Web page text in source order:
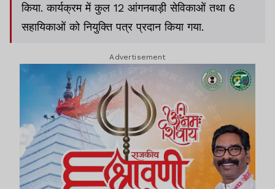
किया. कार्यक्रम में कुल 12 आंगनबाड़ी सेविकाओं तथा 6
सहायिकाओं को नियुक्ति पत्र प्रदान किया गया.
Advertisement